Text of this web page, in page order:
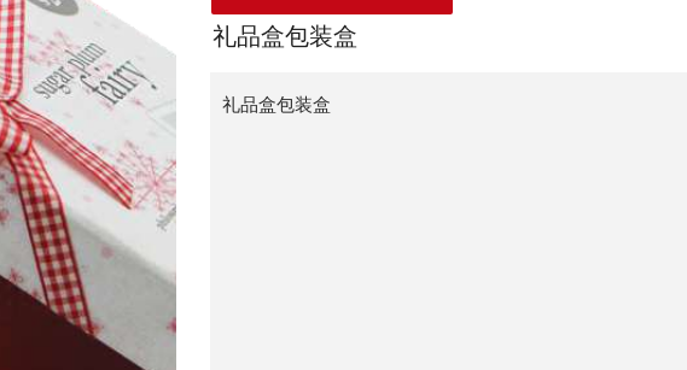
礼品盒包装盒
礼品盒包装盒